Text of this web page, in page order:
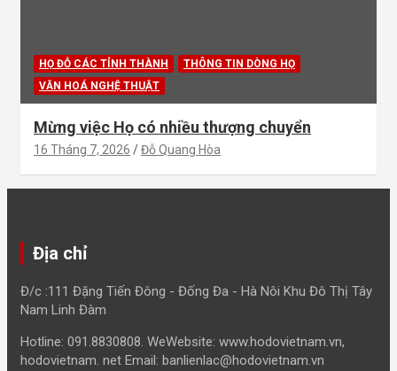
HỌ ĐỖ CÁC TỈNH THÀNH
THÔNG TIN DÒNG HỌ
VĂN HOÁ NGHỆ THUẬT
Mừng việc Họ có nhiều thượng chuyển
16 Tháng 7, 2026 Đỗ Quang Hòa
Địa chỉ
Đ/c :111 Đặng Tiến Đông - Đống Đa - Hà Nôi Khu Đô Thị Tây
Nam Linh Đàm
Hotline: 091.8830808. WeWebsite: www.hodovietnam.vn,
hodovietnam. net Email: banlienlac@hodovietnam.vn